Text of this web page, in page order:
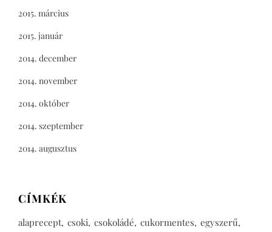
2015. március
2015. január
2014. december
2014. november
2014. október
2014. szeptember
2014. augusztus
CÍMKÉK
alaprecept csoki csokoládé cukormentes egyszerű